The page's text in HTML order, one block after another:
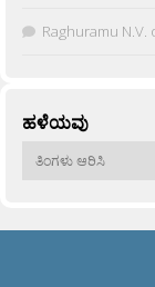
Raghuramu N.V.
ಹಳೆಯವು
ಹಳೆಯವು